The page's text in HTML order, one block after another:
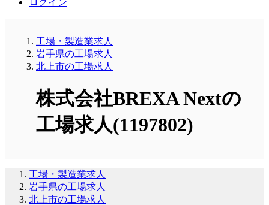
工場・製造業求人
岩手県の工場求人
北上市の工場求人
株式会社BREXA Nextの
工場求人(1197802)
工場・製造業求人
岩手県の工場求人
北上市の工場求人